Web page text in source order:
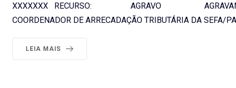
XXXXXXX RECURSO: AGRAVO AGRAVANTES:
COORDENADOR DE ARRECADAÇÃO TRIBUTÁRIA DA SEFA/
LEIA MAIS